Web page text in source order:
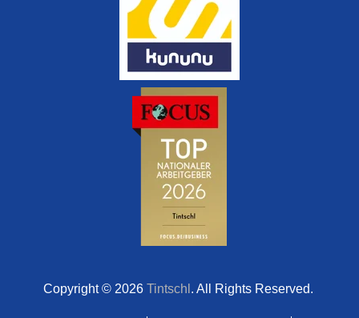
Copyright © 2026 Tintschl . All Rights Reserved.